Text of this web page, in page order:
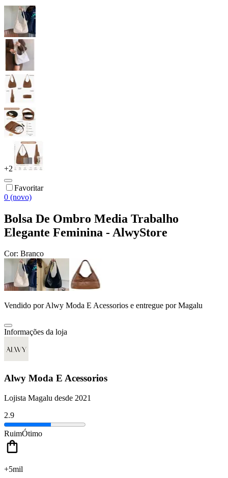
+2
Favoritar
0 (novo)
Bolsa De Ombro Media Trabalho
Elegante Feminina - AlwyStore
Cor: Branco
Vendido porAlwy Moda E Acessorios e entregue por Magalu
Informações da loja
Alwy Moda E Acessorios
Lojista Magalu desde 2021
2.9
RuimÓtimo
+5mil